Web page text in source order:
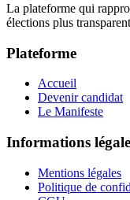
La plateforme qui
élections plus
Plateforme
Accueil
Devenir candidat
Le Manifeste
Informations
Mentions légales
Politique de